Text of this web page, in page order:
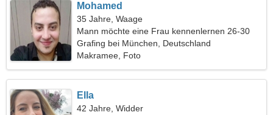
Mohamed
35 Jahre, Waage
Mann möchte eine Frau kennenlernen 26-30
Grafing bei München, Deutschland
Makramee, Foto
Ella
42 Jahre, Widder